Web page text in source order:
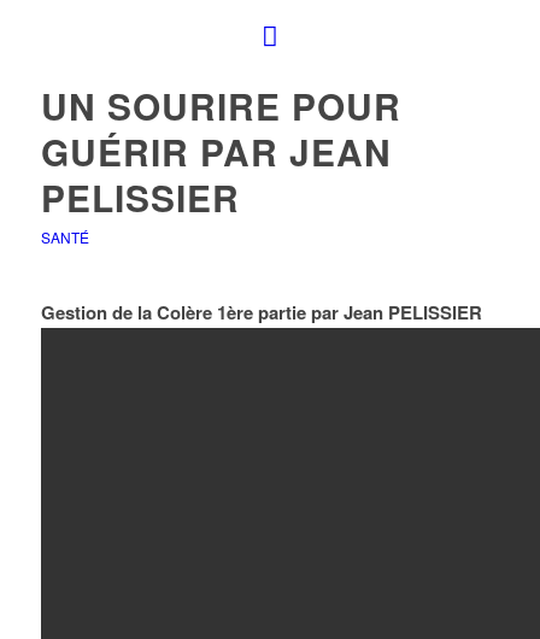
UN SOURIRE POUR
GUÉRIR PAR JEAN
PELISSIER
SANTÉ
Gestion de la Colère 1ère partie par Jean PELISSIER